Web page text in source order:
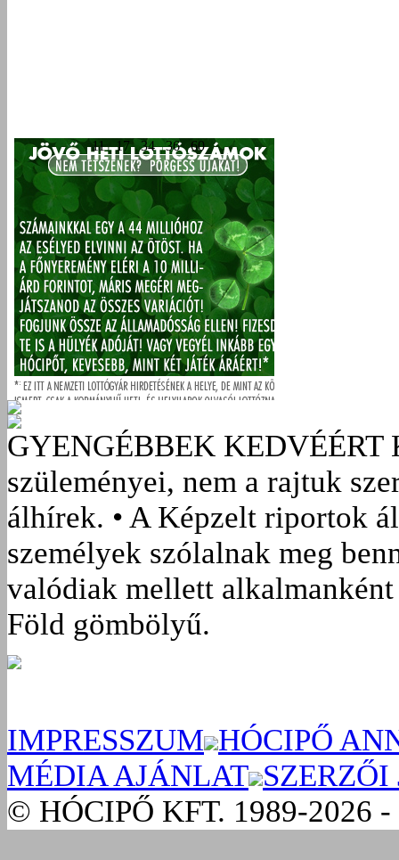
GYENGÉBBEK KEDVÉÉRT
szüleményei, nem a rajtuk
álhírek. • A Képzelt riportok
személyek szólalnak meg
valódiak mellett
Föld gömbölyű.
IMPRESSZUM HÓCIPŐ
MÉDIA AJÁNLAT SZERZŐI
© HÓCIPŐ KFT. 1989-2026